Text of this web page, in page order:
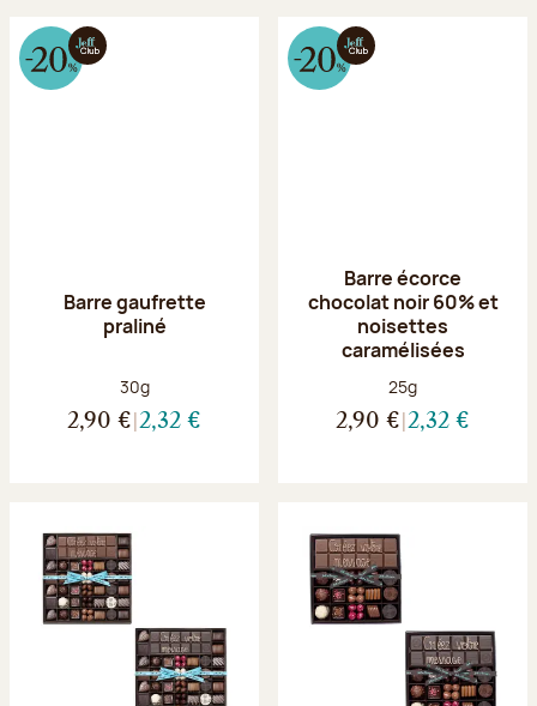
Barre gaufrette
praliné
Poids net :
30g
2,90 € 2,32 €
Barre écorce
chocolat noir 60% et
noisettes
caramélisées
Poids net :
25g
2,90 € 2,32 €